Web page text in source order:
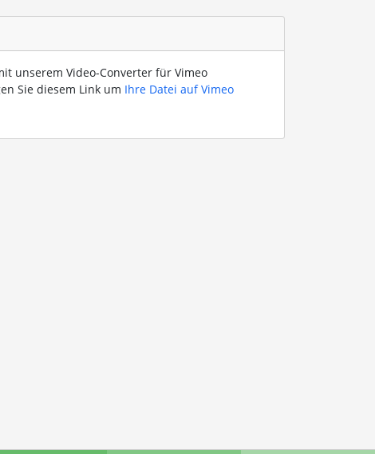
unserem Video-Converter für Vimeo
Sie diesem Link um Ihre Datei auf Vimeo